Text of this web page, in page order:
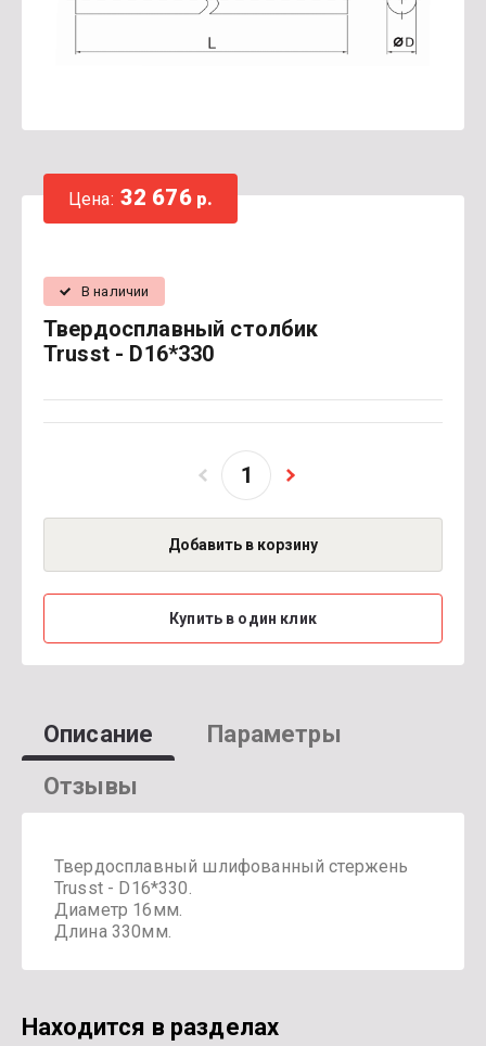
Цена: 32 676 р.
Твердосплавный столбик
Trusst - D16*330
В наличии
Добавить в корзину
Купить в один клик
Описание
Параметры
Отзывы
Твердосплавный шлифованный стержень
Trusst - D16*330.
Диаметр 16мм.
Длина 330мм.
Находится в разделах